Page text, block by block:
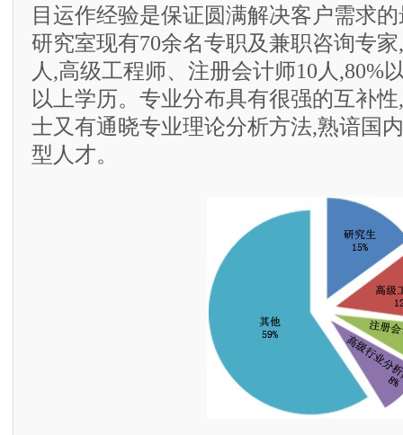
目运作经验是保证圆满解决客户需求
研究室现有70余名专职及兼职咨询专
人,高级工程师、注册会计师10人,80%
以上学历。专业分布具有很强的互补
士又有通晓专业理论分析方法,熟谙国
型人才。